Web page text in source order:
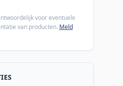
voor eventuele
van producten. Meld